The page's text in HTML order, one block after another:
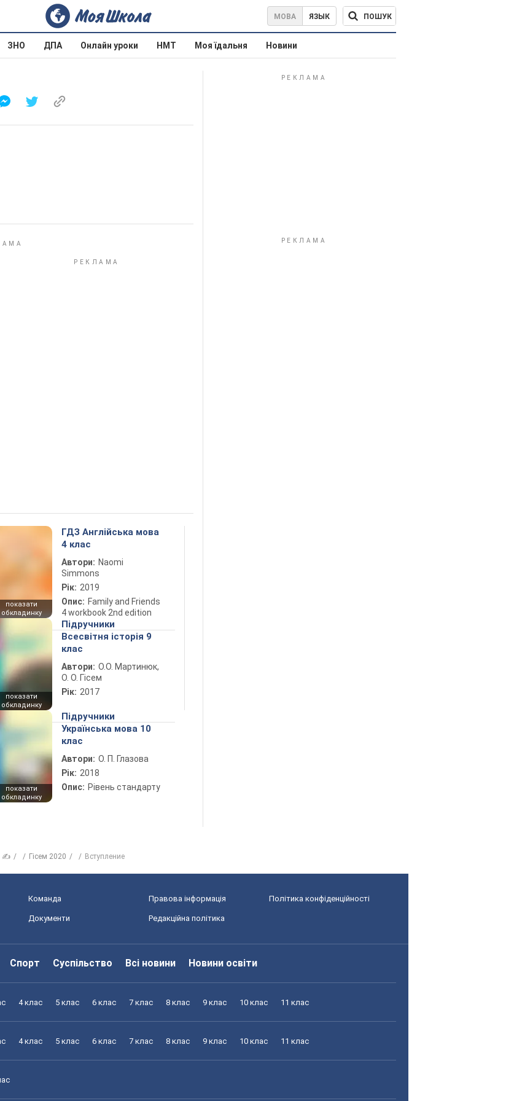
МОВА ЯЗЫК ПОШУК
ЗНО ДПА Онлайн уроки НМТ Моя їдальня Новини
показати
обкладинку
ГДЗ Англійська мова
4 клас
Автори: Naomi
Simmons
Рік: 2019
Опис: Family and Friends
4 workbook 2nd edition
показати
обкладинку
Підручники
Всесвітня історія 9
клас
Автори: О.О. Мартинюк,
О. О. Гісем
Рік: 2017
показати
обкладинку
Підручники
Українська мова 10
клас
Автори: О. П. Глазова
Рік: 2018
Опис: Рівень стандарту
✍ Гісем 2020 Вступление
Команда Правова інформація Політика конфіденційності
Документи Редакційна політика
Спорт Суспільство Всі новини Новини освіти
4 клас 5 клас 6 клас 7 клас 8 клас 9 клас 10 клас 11 клас
4 клас 5 клас 6 клас 7 клас 8 клас 9 клас 10 клас 11 клас